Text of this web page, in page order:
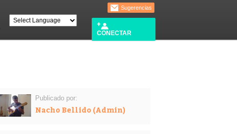
Sugerencias
CONECTAR
Publicado por:
Nacho Bellido (Admin)